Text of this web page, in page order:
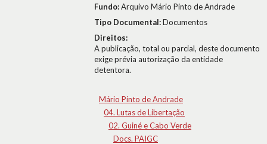
Fundo:Arquivo Mário Pinto de Andrade
Tipo Documental:Documentos
Direitos:
A publicação, total ou parcial, deste documento
exige prévia autorização da entidade
detentora.
Mário Pinto de Andrade
04. Lutas de Libertação
02. Guiné e Cabo Verde
Docs. PAIGC